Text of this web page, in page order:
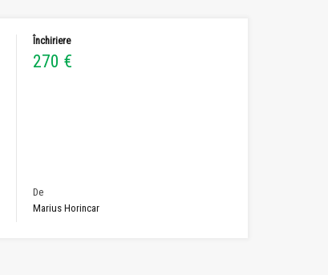
Închiriere
270 €
De
Marius Horincar